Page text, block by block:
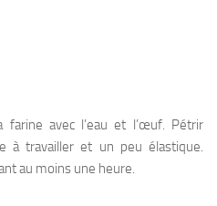
farine avec l’eau et l’œuf. Pétrir
à travailler et un peu élastique.
au moins une heure.